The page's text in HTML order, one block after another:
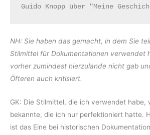
Guido Knopp über "Meine
NH: Sie haben das gemacht, in dem Sie
Stilmittel für Dokumentationen verwendet
vorher zumindest hierzulande nicht gab
Öfteren auch kritisiert.
GK: Die Stilmittel, die ich verwendet habe,
bekannte, die ich nur perfektioniert hatte.
ist das Eine bei historischen